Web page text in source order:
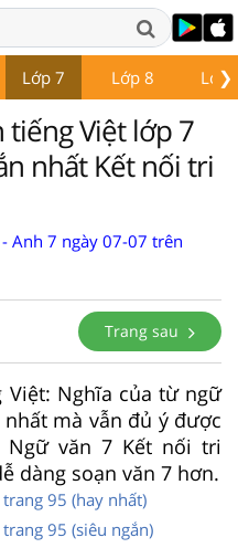
❯
Lớp 7 Lớp 8 Lớp
tiếng Việt lớp 7
nhất Kết nối tri
- Anh 7 ngày 07-07 trên
Trang sau
Việt: Nghĩa của từ ngữ
mà vẫn đủ ý được
Ngữ văn 7 Kết nối tri
dàng soạn văn 7 hơn.
95 (hay nhất)
95 (siêu ngắn)